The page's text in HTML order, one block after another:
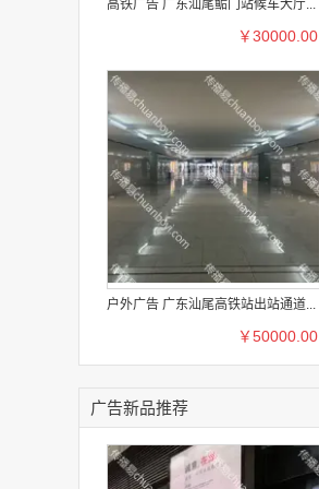
高铁广告 广东汕尾鲘门站候车大厅...
￥30000.00
户外广告 广东汕尾高铁站出站通道...
￥50000.00
广告新品推荐